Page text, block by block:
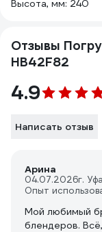
Высота, мм: 240
Отзывы
HB42F82
4.9
Написать отзыв
Арина
04.07.2026г. Уфа
Опыт
Мой любимый
блендеров.